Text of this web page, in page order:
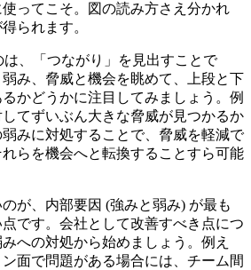
ってこそ。図の読み方さえ分かれ
られます。
は、「つながり」を見出すことで
み、脅威と機会を眺めて、上段と下
かどうかに注目してみましょう。例
てずいぶん大きな脅威が見つかるか
みに対処することで、脅威を軽減で
らを機会へと転換することすら可能
が、内部要因 (強みと弱み) が最も
です。会社として改善すべき点につ
への対処から始めましょう。例え
面で問題がある場合には、チーム間